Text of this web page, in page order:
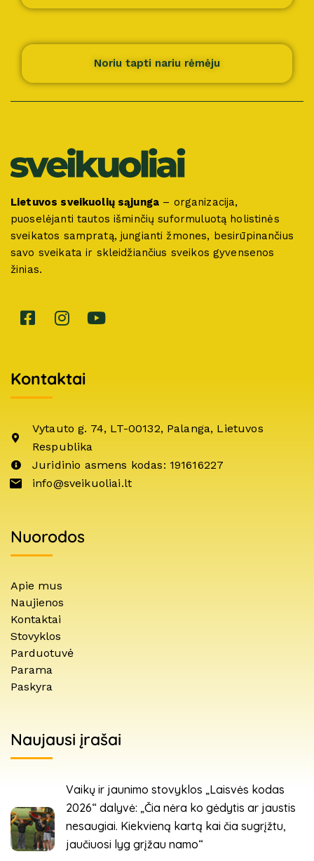
Noriu tapti nariu rėmėju
Lietuvos sveikuolių sąjunga – organizacija,
puoselėjanti tautos išminčių suformuluotą holistinės
sveikatos sampratą, jungianti žmones, besirūpinančius
savo sveikata ir skleidžiančius sveikos gyvensenos
žinias.
Kontaktai
Vytauto g. 74, LT-00132, Palanga, Lietuvos
Respublika
Juridinio asmens kodas: 191616227
info@sveikuoliai.lt
Nuorodos
Apie mus
Naujienos
Kontaktai
Stovyklos
Parduotuvė
Parama
Paskyra
Naujausi įrašai
Vaikų ir jaunimo stovyklos „Laisvės kodas
2026“ dalyvė: „Čia nėra ko gėdytis ar jaustis
nesaugiai. Kiekvieną kartą kai čia sugrįžtu,
jaučiuosi lyg grįžau namo“